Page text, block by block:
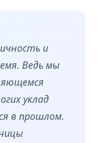
и
Ведь мы
уклад
в прошлом.